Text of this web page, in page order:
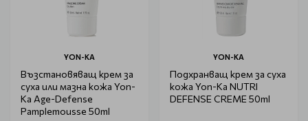
YON-KA
Възстановяващ крем за
суха или мазна кожа Yon-
Ka Age-Defense
Pamplemousse 50ml
YON-KA
Подхранващ крем за суха
кожа Yon-Ka NUTRI
DEFENSE CREME 50ml